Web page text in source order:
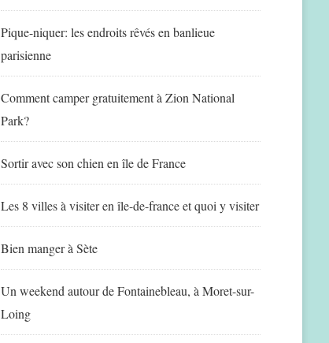
Pique-niquer: les endroits rêvés en banlieue
parisienne
Comment camper gratuitement à Zion National
Park?
Sortir avec son chien en île de France
Les 8 villes à visiter en île-de-france et quoi y visiter
Bien manger à Sète
Un weekend autour de Fontainebleau, à Moret-sur-
Loing